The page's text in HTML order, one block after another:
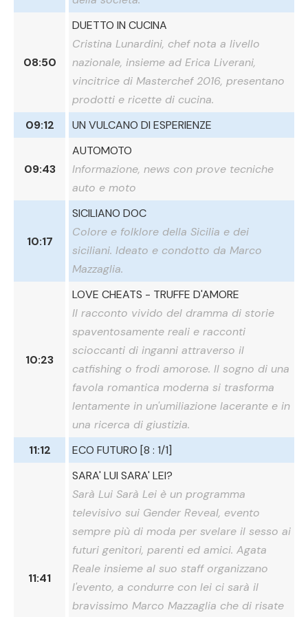
08:50
DUETTO IN CUCINA
Cristina Lunardini, chef nota a livello
nazionale, insieme ad Erica Liverani,
vincitrice di Masterchef 2016, presentano
prodotti e ricette di cucina.
09:12
UN VULCANO DI ESPERIENZE
09:43
AUTOMOTO
Informazione, news con prove tecniche
auto e moto
10:17
SICILIANO DOC
Colore e folklore della Sicilia e dei
siciliani. Ideato e condotto da Marco
Mazzaglia.
10:23
LOVE CHEATS - TRUFFE D'AMORE
Il racconto vivido del dramma di storie
spaventosamente reali e racconti
scioccanti di inganni attraverso il
catfishing o frodi amorose. Il sogno di una
favola romantica moderna si trasforma
lentamente in un'umiliazione lacerante e in
una ricerca di giustizia.
11:12
ECO FUTURO [8 : 1/1]
11:41
SARA' LUI SARA' LEI?
Sarà Lui Sarà Lei è un programma
televisivo sui Gender Reveal, evento
sempre più di moda per svelare il sesso ai
futuri genitori, parenti ed amici. Agata
Reale insieme al suo staff organizzano
l'evento, a condurre con lei ci sarà il
bravissimo Marco Mazzaglia che di risate